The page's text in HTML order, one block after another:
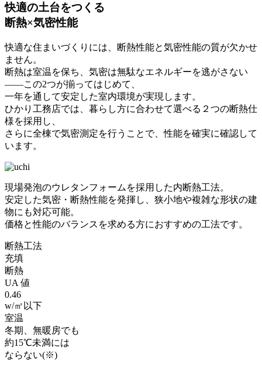
快適の土台をつくる
断熱×気密性能
快適な住まいづくりには、断熱性能と気密性能の質が欠かせ
ません。
断熱は室温を保ち、気密は無駄なエネルギーを逃がさない
——この2つが揃ってはじめて、
一年を通して安定した室内環境が実現します。
ひかり工務店では、暮らし方に合わせて選べる２つの断熱仕
様を採用し、
さらに全棟で気密測定を行うことで、性能を確実に確認して
います。
現場発泡のウレタンフォームを採用した内断熱工法。
安定した気密・断熱性能を発揮し、狭小地や複雑な形状の建
物にも対応可能。
価格と性能のバランスを求める方におすすめの工法です。
断熱工法
充填
断熱
UA 値
0.46
w/㎡以下
室温
冬期、無暖房でも
約15℃未満には
ならない(※)